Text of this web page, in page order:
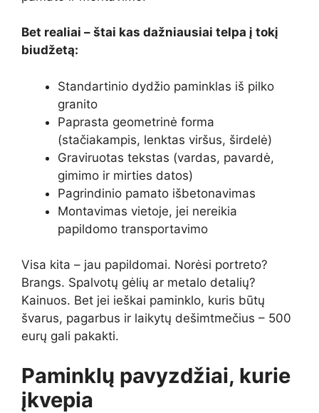
Bet realiai – štai kas dažniausiai telpa į tokį
biudžetą:
Standartinio dydžio paminklas iš pilko
granito
Paprasta geometrinė forma
(stačiakampis, lenktas viršus, širdelė)
Graviruotas tekstas (vardas, pavardė,
gimimo ir mirties datos)
Pagrindinio pamato išbetonavimas
Montavimas vietoje, jei nereikia
papildomo transportavimo
Visa kita – jau papildomai. Norėsi portreto?
Brangs. Spalvotų gėlių ar metalo detalių?
Kainuos. Bet jei ieškai paminklo, kuris būtų
švarus, pagarbus ir laikytų dešimtmečius – 500
eurų gali pakakti.
Paminklų pavyzdžiai, kurie
įkvepia